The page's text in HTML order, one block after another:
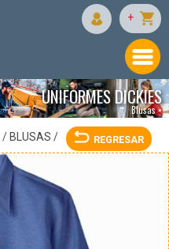
+
UNIFORMES DICKIES
Blusas •
/ BLUSAS / REGRESAR